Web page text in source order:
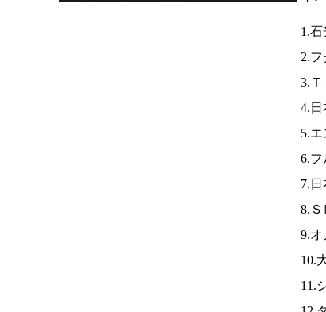
1.
2.フ
3.Ｔ
4.日
5.
6.フ
7.
8.Ｓ
9.オ
10.
11.